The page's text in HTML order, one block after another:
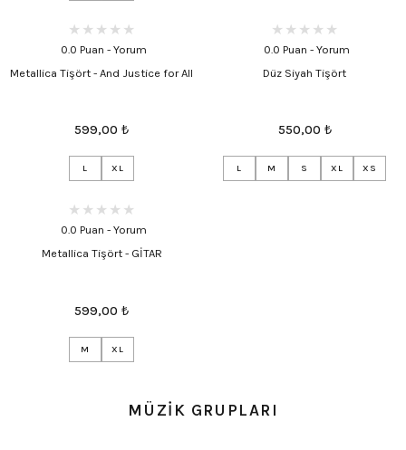
0.0 Puan - Yorum
Metallica Tişört - And Justice for All
599,00 ₺
L XL
0.0 Puan - Yorum
Düz Siyah Tişört
550,00 ₺
L M S XL XS
0.0 Puan - Yorum
Metallica Tişört - GİTAR
599,00 ₺
M XL
MÜZİK GRUPLARI